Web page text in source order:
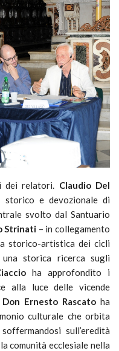
dei relatori. Claudio Del
e devozionale di
svolto dal Santuario
Strinati – in collegamento
storico-artistica dei cicli
storica ricerca sugli
ha approfondito i
alla luce delle vicende
Don Ernesto Rascato ha
culturale che orbita
sull’eredità
comunità ecclesiale nella